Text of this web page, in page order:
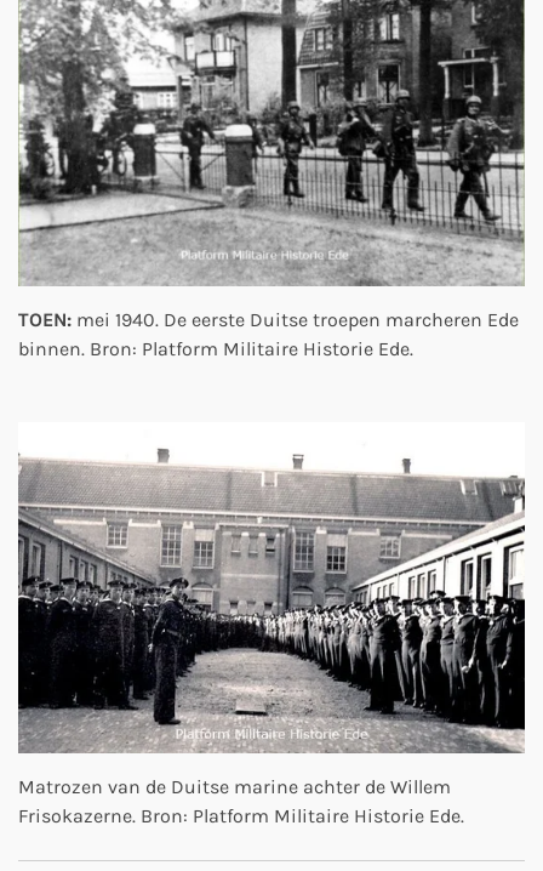
TOEN: mei 1940. De eerste Duitse troepen marcheren Ede
binnen. Bron: Platform Militaire Historie Ede.
Matrozen van de Duitse marine achter de Willem
Frisokazerne. Bron: Platform Militaire Historie Ede.